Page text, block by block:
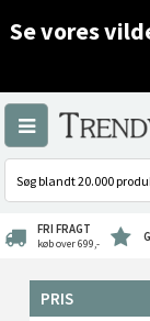
Se vores
FRI FRAGT
køb over 699,-
PRIS